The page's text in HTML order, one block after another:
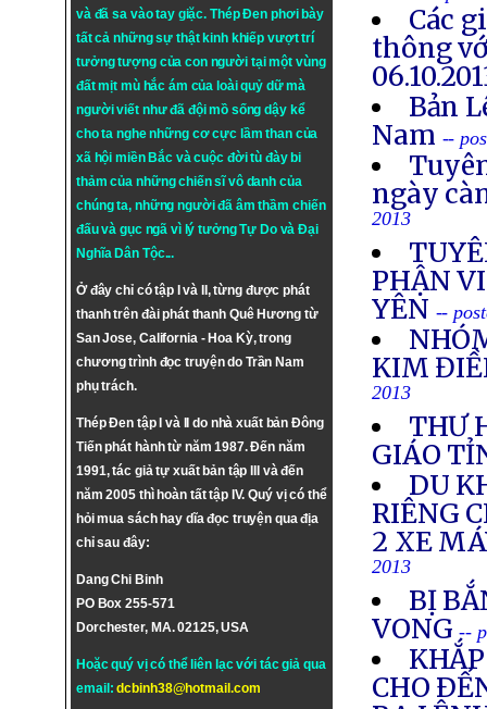
và đã sa vào tay giặc. Thép Đen phơi bày
tất cả những sự thật kinh khiếp vượt trí
tưởng tượng của con người tại một vùng
đất mịt mù hắc ám của loài quỷ dữ mà
người viết như đã đội mồ sống dậy kể
cho ta nghe những cơ cực lầm than của
xã hội miền Bắc và cuộc đời tù đày bi
thảm của những chiến sĩ vô danh của
chúng ta, những người đã âm thầm chiến
đấu và gục ngã vì lý tưởngTự DovàĐại
Nghĩa Dân Tộc...
Ở đây chỉ có tập I và II, từng được phát
thanh trên đài phát thanh Quê Hương từ
San Jose, California - Hoa Kỳ, trong
chương trình đọc truyện do Trần Nam
phụ trách.
Thép Đen tập I và II do nhà xuất bản Đông
Tiến phát hành từ năm 1987. Đến năm
1991, tác giả tự xuất bản tập III và đến
năm 2005 thì hoàn tất tập IV. Quý vị có thể
hỏi mua sách hay dĩa đọc truyện qua địa
chỉ sau đây:
Dang Chi Binh
PO Box 255-571
Dorchester, MA. 02125, USA
Hoặc quý vị có thể liên lạc với tác giả qua
email:dcbinh38@hotmail.com
Các
thông
Bản
Nam --
ngày
2013
PHẬN
YÊN --
KIM
2013
THƯ
GIÁO
DU
RIÊNG
2 XE
2013
BỊ
VONG --
CHO